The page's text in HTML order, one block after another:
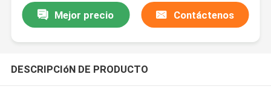
Mejor precio Contáctenos
DESCRIPCIóN DE PRODUCTO